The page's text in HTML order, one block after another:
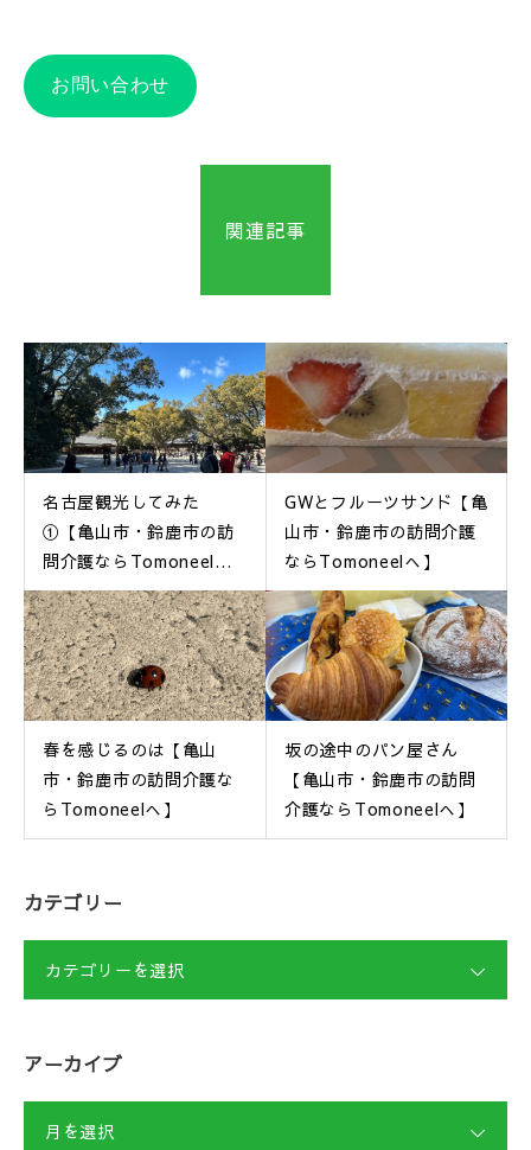
お問い合わせ
関連記事
名古屋観光してみた
①【亀山市・鈴鹿市の訪
問介護ならTomoneel
へ】
GWとフルーツサンド【亀
山市・鈴鹿市の訪問介護
ならTomoneelへ】
春を感じるのは【亀山
市・鈴鹿市の訪問介護な
らTomoneelへ】
坂の途中のパン屋さん
【亀山市・鈴鹿市の訪問
介護ならTomoneelへ】
カテゴリー
カテゴリーを選択
アーカイブ
月を選択